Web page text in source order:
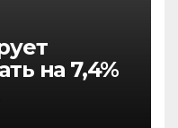
на 7,4%